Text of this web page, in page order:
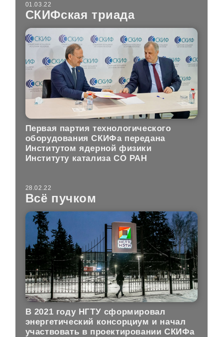
01.03.22
СКИФская триада
Первая партия технологического
оборудования СКИФа передана
Институтом ядерной физики
Институту катализа СО РАН
28.02.22
Всё пучком
В 2021 году НГТУ сформировал
энергетический консорциум и начал
участвовать в проектировании СКИФа